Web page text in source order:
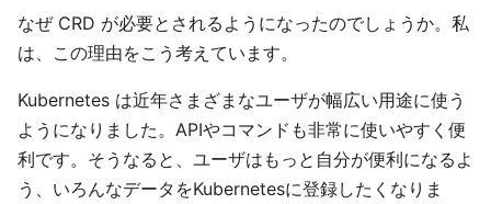
なぜ CRD が必要とされるようになったのでしょうか。私
は、この理由をこう考えています。
Kubernetes は近年さまざまなユーザが幅広い用途に使う
ようになりました。APIやコマンドも非常に使いやすく便
利です。そうなると、ユーザはもっと自分が便利になるよ
う、いろんなデータをKubernetesに登録したくなりま